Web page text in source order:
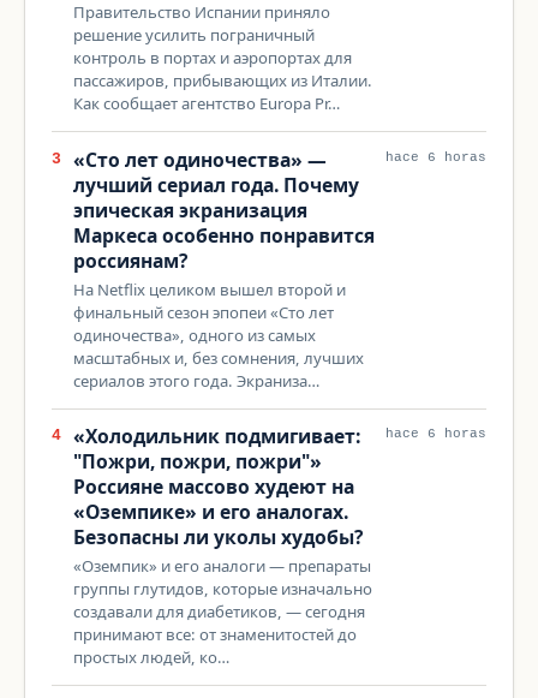
Правительство Испании приняло
решение усилить пограничный
контроль в портах и аэропортах для
пассажиров, прибывающих из Италии.
Как сообщает агентство Europa Pr…
3
«Сто лет одиночества» —
лучший сериал года. Почему
эпическая экранизация
Маркеса особенно понравится
россиянам?
На Netflix целиком вышел второй и
финальный сезон эпопеи «Сто лет
одиночества», одного из самых
масштабных и, без сомнения, лучших
сериалов этого года. Экраниза…
hace 6 horas
4
«Холодильник подмигивает:
"Пожри, пожри, пожри"»
Россияне массово худеют на
«Оземпике» и его аналогах.
Безопасны ли уколы худобы?
«Оземпик» и его аналоги — препараты
группы глутидов, которые изначально
создавали для диабетиков, — сегодня
принимают все: от знаменитостей до
простых людей, ко…
hace 6 horas